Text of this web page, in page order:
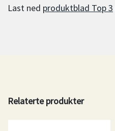
Last ned produktblad Top 3
Relaterte produkter